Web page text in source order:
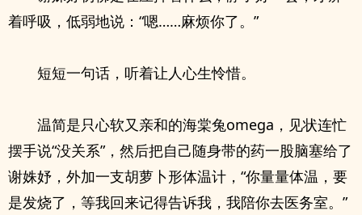
着呼吸，低弱地说：“嗯……麻烦你了。”
短短一句话，听着让人心生怜惜。
温简是只心软又亲和的海棠兔omega，见状连忙
摆手说“没关系”，然后把自己随身带的药一股脑塞给了
谢姝妤，外加一支胡萝卜形体温计，“你量量体温，要
是发烧了，等我回来记得告诉我，我陪你去医务室。”